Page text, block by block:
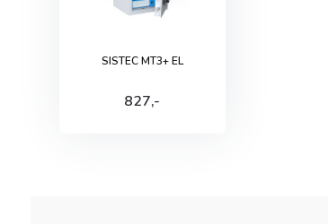
SISTEC MT3+ EL
827,-